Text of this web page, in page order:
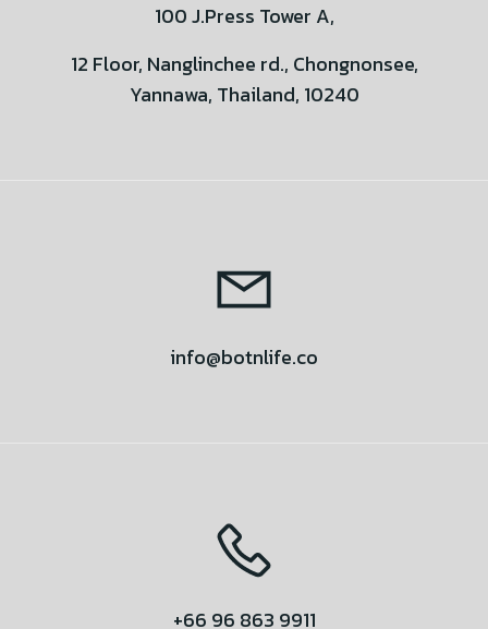
100 J.Press Tower A,
12 Floor, Nanglinchee rd., Chongnonsee,
Yannawa, Thailand, 10240
info@botnlife.co
+66 96 863 9911